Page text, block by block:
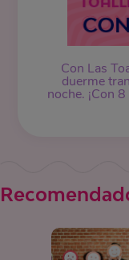
Con Las
duerme
noche. ¡Con